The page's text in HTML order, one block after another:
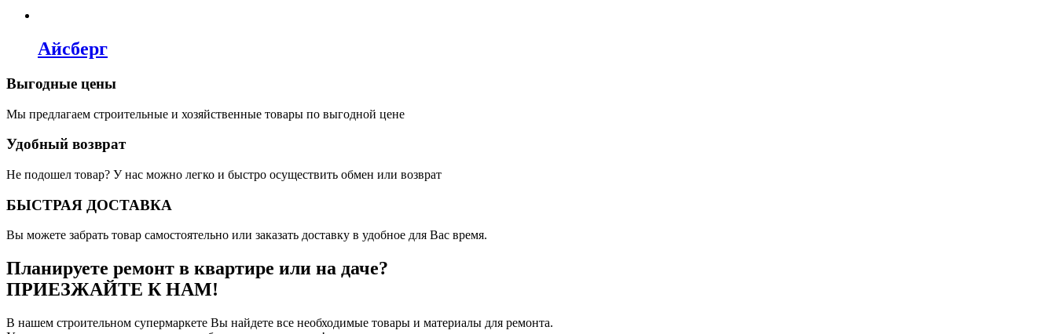
Айсберг
Выгодные цены
Мы предлагаем строительные и хозяйственные товары по выгодной цене
Удобный возврат
Не подошел товар? У нас можно легко и быстро осуществить обмен или возврат
БЫСТРАЯ ДОСТАВКА
Вы можете забрать товар самостоятельно или заказать доставку в удобное для Вас время.
Планируете ремонт в квартире или на даче?
ПРИЕЗЖАЙТЕ К НАМ!
В нашем строительном супермаркете Вы найдете все необходимые товары и материалы для ремонта.